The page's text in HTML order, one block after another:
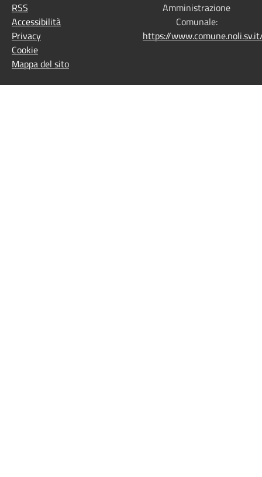
RSS
Accessibilità
Privacy
Cookie
Mappa del sito
Amministrazione
Comunale:
https://